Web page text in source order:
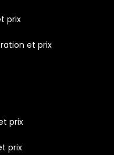
prix
et prix
prix
prix